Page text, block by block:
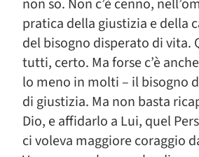
non so. Non c’è cenno,
pratica della giustizia e della
del bisogno disperato di vita.
tutti, certo. Ma forse c’è
lo meno in molti – il bisogno
di giustizia. Ma non basta
Dio, e affidarlo a Lui, quel
ci voleva maggiore coraggio